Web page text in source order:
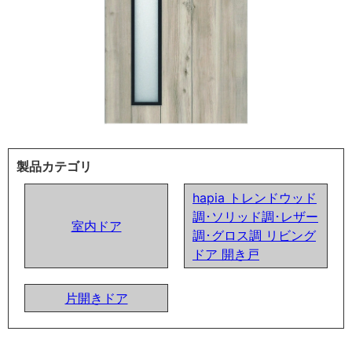
製品カテゴリ
室内ドア
hapia トレンドウッド
調･ソリッド調･レザー
調･グロス調 リビング
ドア 開き戸
片開きドア